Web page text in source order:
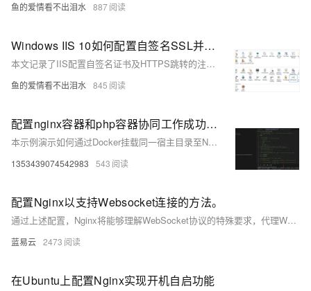
鱼的爱情看不出泪水 887
Windows IIS 10如何配置自签名SSL并实现自动跳转
本文记录了IIS配置自签名证书及HTTPS跳转的注意事项。包括解决443端口占用问题、URL Rewrite插件安装与配置、web.config修改方法，以及避免因旧教程导致的配置错误。
鱼的爱情看不出泪水 845
配置nginx容器和php容器协同工作成功，使用ip加端口的方式进行通信
本示例演示如何通过Docker挂载同一宿主目录至Nginx与PHP容器，实现PHP项目运行环境配置。需注意PHP容器中监听地址修改为0.0.0.0:9000，并调整Nginx配置中fastcgi_pass指向正确的IP与端口。同时确保Nginx容器中/var/www/html权限正确，以避免访问问题。
1353439074542983 543
配置Nginx以支持Websocket连接的方法。
通过上述配置，Nginx将能够理解WebSocket协议的特殊要求，代理Websocket流量到合适的后端服务器。注意，Websocket并不是HTTP，尽管它最初是通过HTTP请求启动的连接升级，因此保证Nginx了解并能够妥善处理这种升级流程是关键。
蓝易云 2473
在Ubuntu上配置Nginx实现开机自启功能